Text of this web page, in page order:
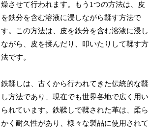
燥させて行われます。もう1つの方法は、皮
を鉄分を含む溶液に浸しながら鞣す方法で
す。この方法は、皮を鉄分を含む溶液に浸し
ながら、皮を揉んだり、叩いたりして鞣す方
法です。
鉄鞣しは、古くから行われてきた伝統的な鞣
し方法であり、現在でも世界各地で広く用い
られています。鉄鞣しで鞣された革は、柔ら
かく耐久性があり、様々な製品に使用されて